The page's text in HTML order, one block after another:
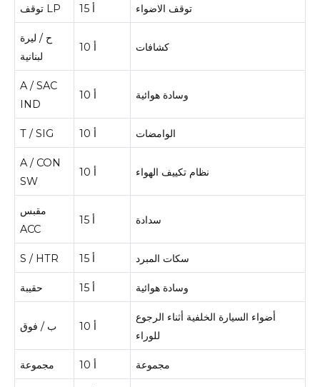
توقف LP 15 أ توقف الاضواء
ح / ليرة
لبنانية
10 أ كشافات
A / SAC
IND
10 أ وسادة هوائية
T / SIG 10 أ الوامضات
A / CON
SW
10 أ نظام تكييف الهواء
مقبس
ACC
15 أ سدادة
S / HTR 15 أ سكات المبرد
حقيبة 15 أ وسادة هوائية
ب / فوق 10 أ
أضواء السيارة الخلفية أثناء الرجوع
للوراء
مجموعة 10 أ مجموعة